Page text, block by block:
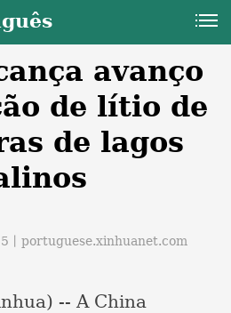
avanço
de lítio de
de lagos
丨portuguese.xinhuanet.com
-- A China